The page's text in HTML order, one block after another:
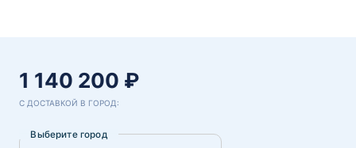
1 140 200 ₽
С ДОСТАВКОЙ В ГОРОД:
Выберите город